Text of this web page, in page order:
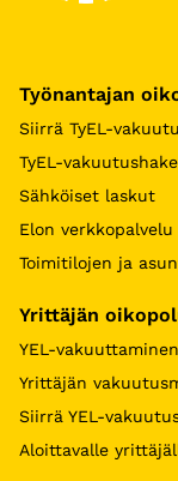
Työnantajan
Siirrä TyEL-
TyEL-
Sähköiset laskut
Elon verkkopalvelu
Toimitilojen ja
Yrittäjän
YEL-vakuuttaminen
Yrittäjän
Siirrä YEL-
Aloittavalle